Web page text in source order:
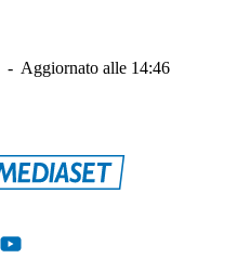
- Aggiornato alle 14:46